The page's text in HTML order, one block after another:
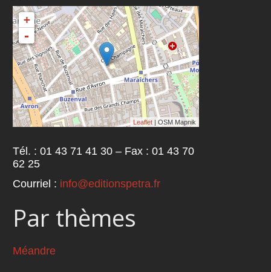
+
-
Leaflet | OSM Mapnik
Tél. : 01 43 71 41 30 – Fax : 01 43 70
62 25
Courriel : info@editionspetra.fr
Par thèmes
Méandre